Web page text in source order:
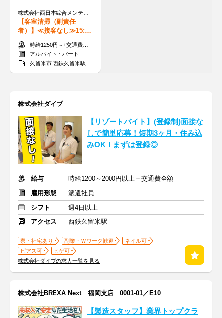
【客室清掃（副責任
者）】≪接客なし≫15:30
まで◎未経験からできる
家事の延長ワーク★
時給1250円～+交通費支給
アルバイト・パート
久留米市 西鉄久留米駅周辺
株式会社ダイブ
【リゾートバイト】(登録制)面接な
しで簡単応募！短期3ヶ月・住み込
みOK！まずは登録◎
給与
時給1200～2000円以上＋交通費全額
雇用形態
派遣社員
シフト
週4日以上
アクセス
西鉄久留米駅
寮・社宅あり 副業・Ｗワーク歓迎
ネイル可
ピアス可
ヒゲ可
株式会社ダイブの求人一覧を見る
株式会社BREXA Next 福岡支店 0001-01／E10
【製造スタッフ】業界トップクラ